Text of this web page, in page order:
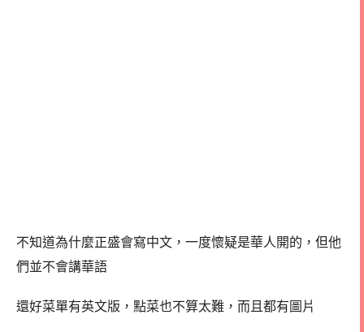
不知道為什麼正盛會寫中文，一度懷疑是華人開的，但他
們並不會講華語
還好菜單有英文版，點菜也不算太難，而且都有圖片